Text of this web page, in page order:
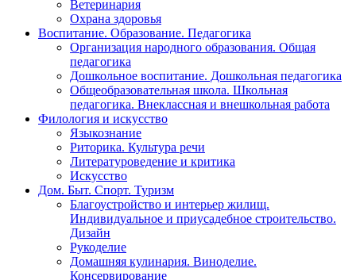
Ветеринария
Охрана здоровья
Воспитание. Образование. Педагогика
Организация народного образования. Общая
педагогика
Дошкольное воспитание. Дошкольная педагогика
Общеобразовательная школа. Школьная
педагогика. Внеклассная и внешкольная работа
Филология и искусство
Языкознание
Риторика. Культура речи
Литературоведение и критика
Искусство
Дом. Быт. Спорт. Туризм
Благоустройство и интерьер жилищ.
Индивидуальное и приусадебное строительство.
Дизайн
Рукоделие
Домашняя кулинария. Виноделие.
Консервирование